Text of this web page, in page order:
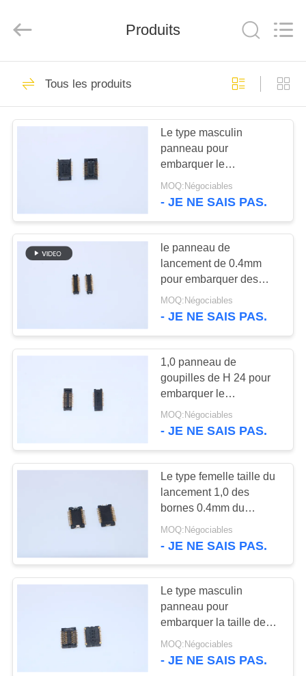
MAISON
PRODUITS
SUJET
NOUS
D'USINE
CONTRÔLE
DE
NOUS
CITATION
NEWS
Rights
by
cable connecteur de
fpc
conseil pour
embarquer le
connecteur
85
type connecteur
Connecteur de
gaufrette
39
Produits
Tous les produits
Le type masculin
panneau pour
embarquer le
connecteur remplacent
des goupilles de
MOQ:Négociables
- JE NE SAIS PAS.
le panneau de
lancement de 0.4mm
pour embarquer des
goupilles du connecteur
1,0 H 24 remplacent
MOQ:Négociables
- JE NE SAIS PAS.
1,0 panneau de
goupilles de H 24 pour
embarquer le
connecteur
d'alimentation, type
MOQ:Négociables
- JE NE SAIS PAS.
Le type femelle taille du
lancement 1,0 des
bornes 0.4mm du
connecteur 24 de Btb
remplacent
MOQ:Négociables
- JE NE SAIS PAS.
Le type masculin
panneau pour
embarquer la taille des
bornes 1,0 du
connecteur 24
MOQ:Négociables
- JE NE SAIS PAS.